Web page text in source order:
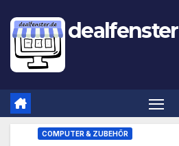
dealfenster
COMPUTER & ZUBEHÖR